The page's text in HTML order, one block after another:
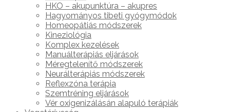
HKO – akupunktúra – akupres
Hagyományos tibeti gyógymódok
Homeopátiás módszerek
Kineziológia
Komplex kezelések
Manuálterápiás eljárások
Méregtelenítő módszerek
Neurálterápiás módszerek
Reflexzóna terápia
Szemtréning eljárások
Vér oxigenizálásán alapuló terápiák